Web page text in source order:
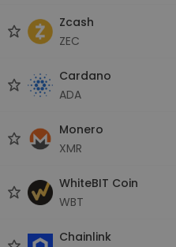
Zcash
ZEC
Cardano
ADA
Monero
XMR
WhiteBIT Coin
WBT
Chainlink